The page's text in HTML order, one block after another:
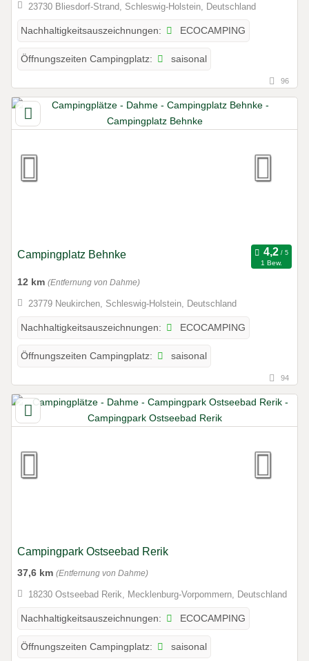
23730 Bliesdorf-Strand, Schleswig-Holstein, Deutschland
Nachhaltigkeitsauszeichnungen: ECOCAMPING
Öffnungszeiten Campingplatz: saisonal
96
Campingplatz Behnke
1 Bew.
12 km (Entfernung von Dahme)
23779 Neukirchen, Schleswig-Holstein, Deutschland
Nachhaltigkeitsauszeichnungen: ECOCAMPING
Öffnungszeiten Campingplatz: saisonal
94
Campingpark Ostseebad Rerik
37,6 km (Entfernung von Dahme)
18230 Ostseebad Rerik, Mecklenburg-Vorpommern, Deutschland
Nachhaltigkeitsauszeichnungen: ECOCAMPING
Öffnungszeiten Campingplatz: saisonal